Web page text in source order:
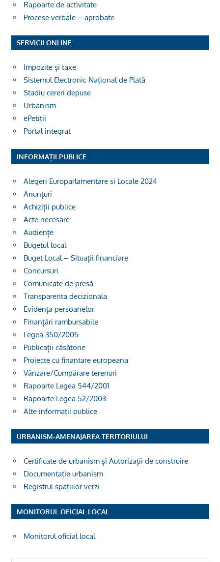
Rapoarte de activitate
Procese verbale – aprobate
SERVICII ONLINE
Impozite și taxe
Sistemul Electronic Național de Plată
Stadiu cereri depuse
Urbanism
ePetiții
Portal integrat
INFORMAȚII PUBLICE
Alegeri Europarlamentare si Locale 2024
Anunțuri
Achiziții publice
Acte necesare
Audiențe
Bugetul local
Buget Local – Situații financiare
Concursuri
Comunicate de presă
Transparenta decizionala
Evidența persoanelor
Finanțări rambursabile
Legea 350/2005
Publicații căsătorie
Proiecte cu finantare europeana
Vânzare/Cumpărare terenuri
Rapoarte Legea 544/2001
Rapoarte Legea 52/2003
Alte informații publice
URBANISM-AMENAJAREA TERITORIULUI
Certificate de urbanism și Autorizații de construire
Documentație urbanism
Registrul spațiilor verzi
MONITORUL OFICIAL LOCAL
Monitorul oficial local